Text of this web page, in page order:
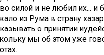
силой и не любил их... и
из Рума в страну
о принятии
мы об этом уже